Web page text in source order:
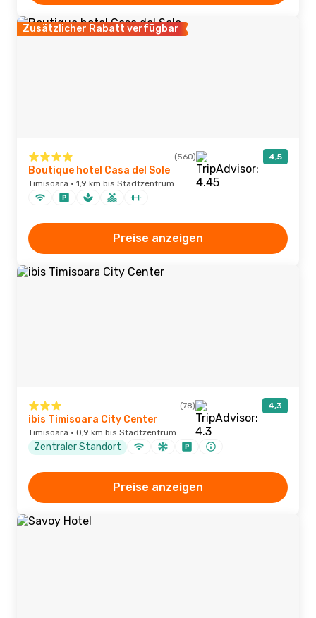
Zusätzlicher Rabatt verfügbar
(560) 4,5
Boutique hotel Casa del Sole
Timisoara · 1,9 km bis Stadtzentrum
Preise anzeigen
(78) 4,3
ibis Timisoara City Center
Timisoara · 0,9 km bis Stadtzentrum
Zentraler Standort
Preise anzeigen